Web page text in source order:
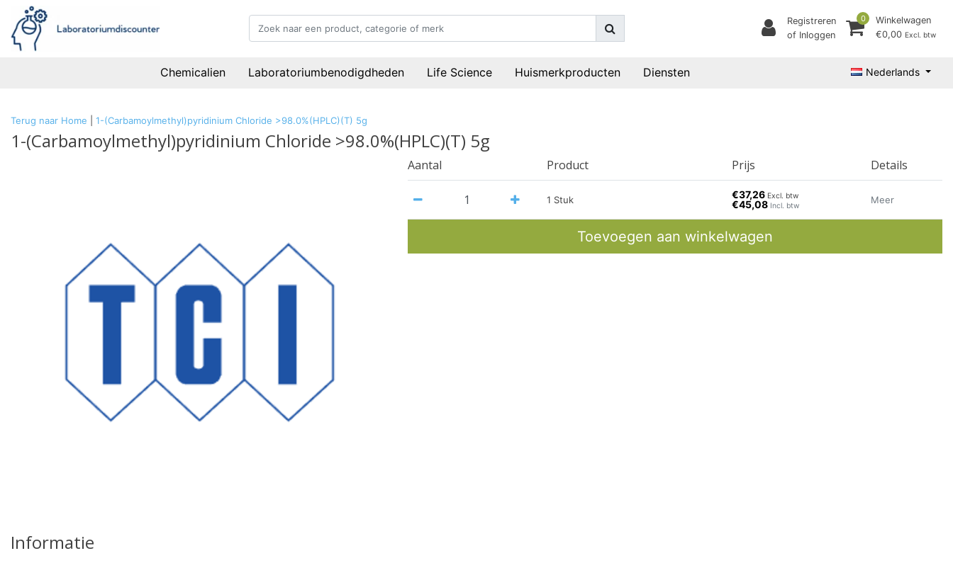
Registreren
of Inloggen
0
Winkelwagen
€0,00 Excl. btw
Chemicalien Laboratoriumbenodigdheden Life Science Huismerkproducten Diensten Nederlands
Terug naar Home 1-(Carbamoylmethyl)pyridinium Chloride >98.0%(HPLC)(T) 5g
1-(Carbamoylmethyl)pyridinium Chloride >98.0%(HPLC)(T) 5g
Aantal Product Prijs Details
1 Stuk €37,26 Excl. btw
€45,08 Incl. btw
Meer
Toevoegen aan winkelwagen
Informatie